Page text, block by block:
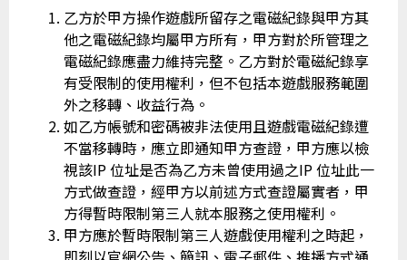
乙方於甲方操作遊戲所留存之電磁紀錄與甲方其
他之電磁紀錄均屬甲方所有，甲方對於所管理之
電磁紀錄應盡力維持完整。乙方對於電磁紀錄享
有受限制的使用權利，但不包括本遊戲服務範圍
外之移轉、收益行為。
如乙方帳號和密碼被非法使用且遊戲電磁紀錄遭
不當移轉時，應立即通知甲方查證，甲方應以檢
視該IP 位址是否為乙方未曾使用過之IP 位址此一
方式做查證，經甲方以前述方式查證屬實者，甲
方得暫時限制第三人就本服務之使用權利。
甲方應於暫時限制第三人遊戲使用權利之時起，